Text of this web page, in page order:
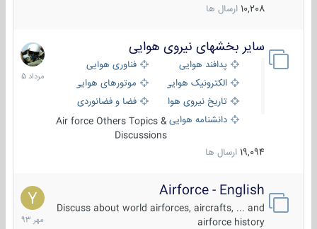
10,208 ارسال ها
سایر بخشهای نیروی هوایی
پدافند هوایی
فناوری هوایی
الکترونیک هوایی
موتورهای هوایی
تاریخ نیروی هوایی
فضا و فضانوردی
دانشنامه هواییAir force Others Topics &
Discussions
19,094 ارسال ها
2
مرداد
1405
Airforce - English
Discuss about world airforces, aircrafts, ... and
airforce history
15
مهر
1393